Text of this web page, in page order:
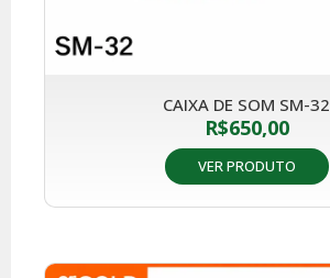
CAIXA DE SOM SM-32
R$650,00
VER PRODUTO